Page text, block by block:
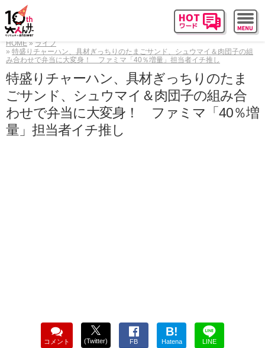
HOME
ライフ
特盛りチャーハン、具材ぎっちりのたまごサンド、シュウマイ＆肉団子の組
み合わせで弁当に大変身！ ファミマ「40％増量」担当者イチ推し
特盛りチャーハン、具材ぎっちりのたま
ごサンド、シュウマイ＆肉団子の組み合
わせで弁当に大変身！ ファミマ「40％増
量」担当者イチ推し
コメント (Twitter) FB
B!
Hatena LINE